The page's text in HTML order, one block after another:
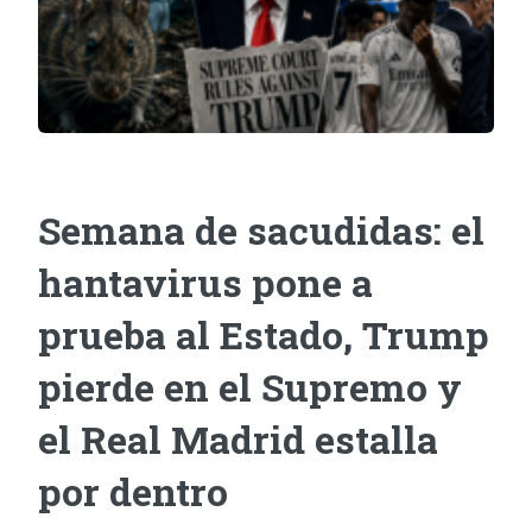
Semana de sacudidas: el
hantavirus pone a
prueba al Estado, Trump
pierde en el Supremo y
el Real Madrid estalla
por dentro